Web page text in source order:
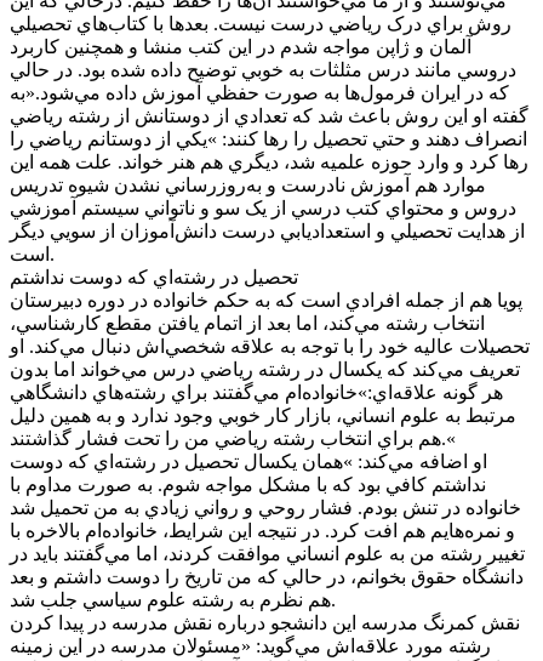
روش براي درک رياضي درست نيست. بعدها با کتاب‌هاي تحصيلي
آلمان و ژاپن مواجه شدم در اين کتب منشا و همچنين کاربرد
دروسي مانند درس مثلثات به خوبي توضيح داده شده بود. در حالي
که در ايران فرمول‌ها به صورت حفظي آموزش داده مي‌شود.«به
گفته او اين روش باعث شد که تعدادي از دوستانش از رشته‌ رياضي
انصراف دهند و حتي تحصيل را رها کنند: »يکي از دوستانم رياضي را
رها کرد و وارد حوزه علميه شد، ديگري هم هنر خواند. علت همه اين
موارد هم آموزش نادرست و به‌روزرساني نشدن شيوه تدريس
دروس و محتواي کتب درسي از يک سو و ناتواني سيستم آموزشي
از هدايت تحصيلي و استعداديابي درست دانش‌آموزان از سويي ديگر
است.
تحصيل در رشته‌اي که دوست نداشتم
پويا هم از جمله افرادي است که به حکم خانواده در دوره دبيرستان
انتخاب رشته مي‌کند، اما بعد از اتمام يافتن مقطع کارشناسي،
تحصيلات عاليه خود را با توجه به علاقه شخصي‌اش دنبال مي‌کند. او
تعريف مي‌کند که يکسال در رشته رياضي درس مي‌خواند اما بدون
هر گونه علاقه‌اي:»خانواده‌ام مي‌گفتند براي رشته‌هاي دانشگاهي
مرتبط به علوم انساني، بازار کار خوبي وجود ندارد و به همين دليل
هم براي انتخاب رشته رياضي من را تحت فشار گذاشتند.«
او اضافه مي‌کند: »همان يکسال تحصيل در رشته‌اي که دوست
نداشتم کافي بود که با مشکل مواجه شوم. به صورت مداوم با
خانواده در تنش بودم. فشار روحي و رواني زيادي به من تحميل شد
و نمره‌هايم هم افت کرد. در نتيجه اين شرايط، خانواده‌ام بالاخره با
تغيير رشته من به علوم انساني موافقت کردند، اما مي‌گفتند بايد در
دانشگاه حقوق بخوانم، در حالي که من تاريخ را دوست داشتم و بعد
هم نظرم به رشته علوم سياسي جلب شد.
نقش کمرنگ مدرسه اين دانشجو درباره نقش مدرسه در پيدا کردن
رشته مورد علاقه‌اش مي‌گويد: «مسئولان مدرسه در اين زمينه